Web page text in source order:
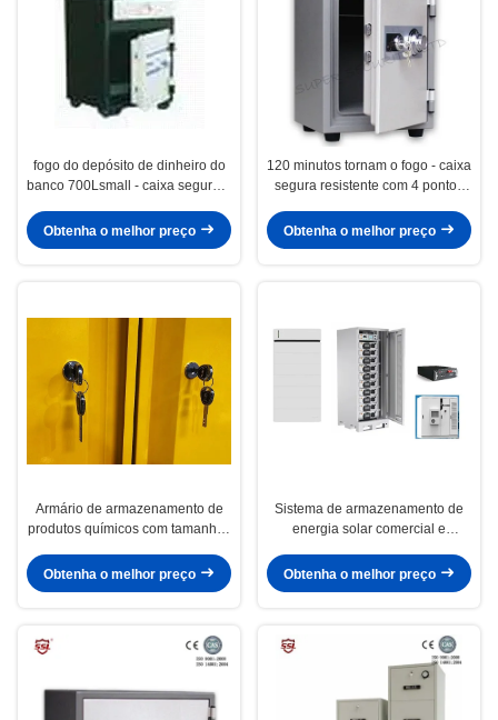
fogo do depósito de dinheiro do
banco 700Lsmall - caixa segura à
fechamento de combinação + 1
chave + 1 gaveta
Obtenha o melhor preço
120 minutos tornam o fogo - caixa
segura resistente com 4 pontos
Obtenha o melhor preço
Armário de armazenamento de
produtos químicos com tamanhos
109x46x165CM e
109x86x165CM para
Obtenha o melhor preço
Sistema de armazenamento de
energia solar comercial e
100kw-2mw, armazenamento de
energia por bateria
Obtenha o melhor preço